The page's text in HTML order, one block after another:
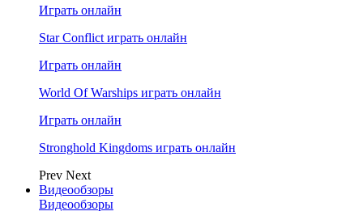
Играть онлайн
Star Conflict играть онлайн
Играть онлайн
World Of Warships играть онлайн
Играть онлайн
Stronghold Kingdoms играть онлайн
Prev Next
Видеообзоры
Видеообзоры